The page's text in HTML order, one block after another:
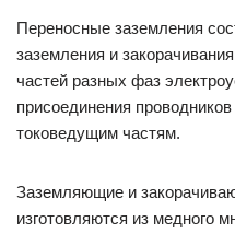
Переносные заземления
заземления и
частей разных фаз
присоединения
токоведущим частям.
Заземляющие и
изготовляются из медного